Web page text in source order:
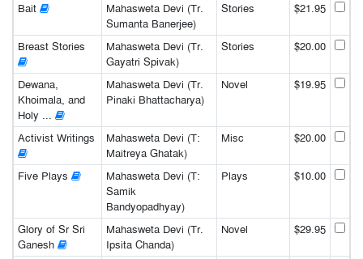
Bait
Mahasweta Devi (Tr.
Sumanta Banerjee)
Stories $21.95
Breast Stories
Mahasweta Devi (Tr.
Gayatri Spivak)
Stories $20.00
Dewana,
Khoimala, and
Holy ...
Mahasweta Devi (Tr.
Pinaki Bhattacharya)
Novel $19.95
Activist Writings
Mahasweta Devi (T:
Maitreya Ghatak)
Misc $20.00
Five Plays
Mahasweta Devi (T:
Samik
Bandyopadhyay)
Plays $10.00
Glory of Sr Sri
Ganesh
Mahasweta Devi (Tr.
Ipsita Chanda)
Novel $29.95